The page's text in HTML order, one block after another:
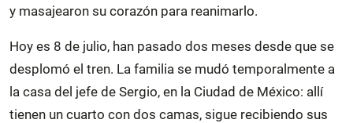
y masajearon su corazón para reanimarlo.
Hoy es 8 de julio, han pasado dos meses desde que se
desplomó el tren. La familia se mudó temporalmente a
la casa del jefe de Sergio, en la Ciudad de México: allí
tienen un cuarto con dos camas, sigue recibiendo sus